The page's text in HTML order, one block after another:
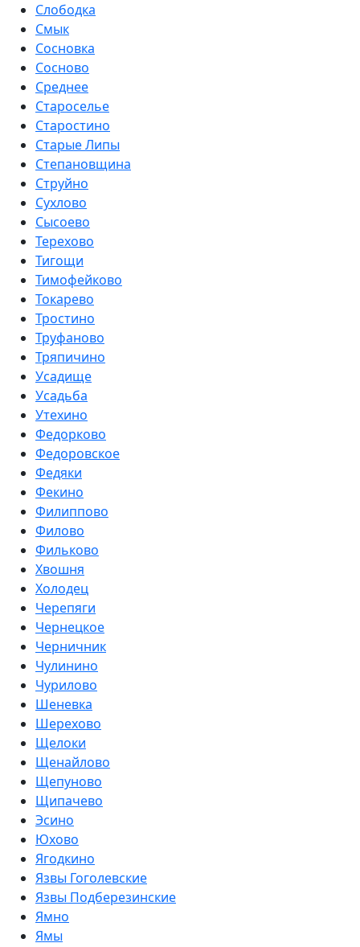
Слободка
Смык
Сосновка
Сосново
Среднее
Староселье
Старостино
Старые Липы
Степановщина
Струйно
Сухлово
Сысоево
Терехово
Тигощи
Тимофейково
Токарево
Тростино
Труфаново
Тряпичино
Усадище
Усадьба
Утехино
Федорково
Федоровское
Федяки
Фекино
Филиппово
Филово
Фильково
Хвошня
Холодец
Черепяги
Чернецкое
Черничник
Чулинино
Чурилово
Шеневка
Шерехово
Щелоки
Щенайлово
Щепуново
Щипачево
Эсино
Юхово
Ягодкино
Язвы Гоголевские
Язвы Подберезинские
Ямно
Ямы